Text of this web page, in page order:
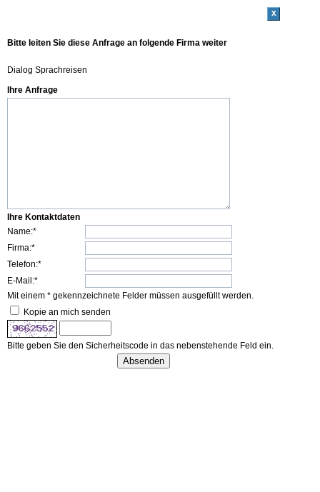
x
Bitte leiten Sie diese Anfrage an folgende Firma weiter
Dialog Sprachreisen
Ihre Anfrage
Ihre Kontaktdaten
Name:*
Firma:*
Telefon:*
E-Mail:*
Mit einem * gekennzeichnete Felder müssen ausgefüllt werden.
Kopie an mich senden
Bitte geben Sie den Sicherheitscode in das nebenstehende Feld ein.